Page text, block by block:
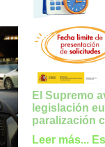
El Supremo
legislación
paralización
Leer más...